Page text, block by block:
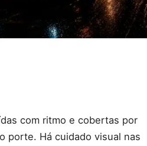
com ritmo e cobertas por
porte. Há cuidado visual nas